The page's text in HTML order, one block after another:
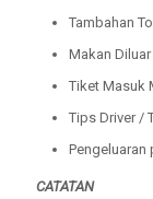
Tambahan
Makan
Tiket Masuk
Tips Driver /
Pengeluaran
CATATAN